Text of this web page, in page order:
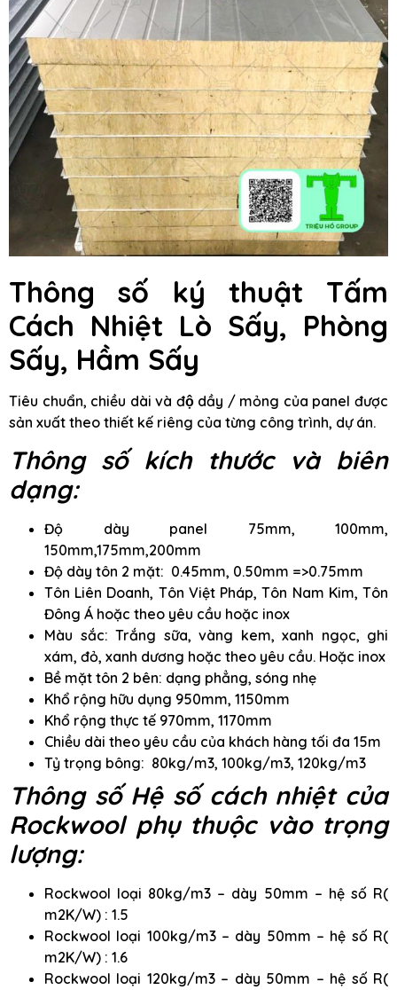
Thông số ký thuật Tấm
Cách Nhiệt Lò Sấy, Phòng
Sấy, Hầm Sấy
Tiêu chuẩn, chiều dài và độ dầy / mỏng của panel được
sản xuất theo thiết kế riêng của từng công trình, dự án.
Thông số kích thước và biên
dạng:
Độ dày panel 75mm, 100mm,
150mm,175mm,200mm
Độ dày tôn 2 mặt: 0.45mm, 0.50mm =>0.75mm
Tôn Liên Doanh, Tôn Việt Pháp, Tôn Nam Kim, Tôn
Đông Á hoặc theo yêu cầu hoặc inox
Màu sắc: Trắng sữa, vàng kem, xanh ngọc, ghi
xám, đỏ, xanh dương hoặc theo yêu cầu. Hoặc inox
Bề mặt tôn 2 bên: dạng phẳng, sóng nhẹ
Khổ rộng hữu dụng 950mm, 1150mm
Khổ rộng thực tế 970mm, 1170mm
Chiều dài theo yêu cầu của khách hàng tối đa 15m
Tỷ trọng bông: 80kg/m3, 100kg/m3, 120kg/m3
Thông số Hệ số cách nhiệt của
Rockwool phụ thuộc vào trọng
lượng:
Rockwool loại 80kg/m3 – dày 50mm – hệ số R(
m2K/W) : 1.5
Rockwool loại 100kg/m3 – dày 50mm – hệ số R(
m2K/W) : 1.6
Rockwool loại 120kg/m3 – dày 50mm – hệ số R(